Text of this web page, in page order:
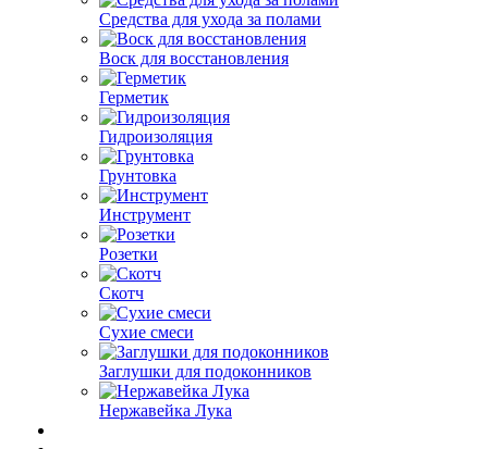
Средства для ухода за полами
Воск для восстановления
Герметик
Гидроизоляция
Грунтовка
Инструмент
Розетки
Скотч
Сухие смеси
Заглушки для подоконников
Нержавейка Лука